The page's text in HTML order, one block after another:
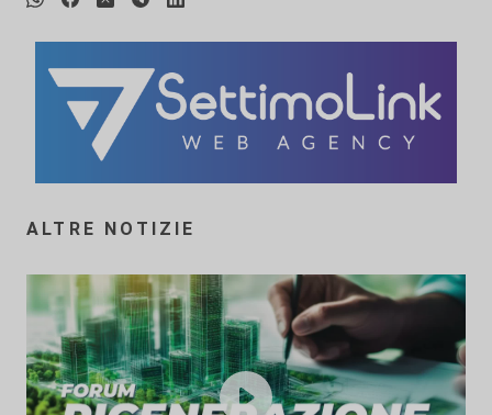
ALTRE NOTIZIE